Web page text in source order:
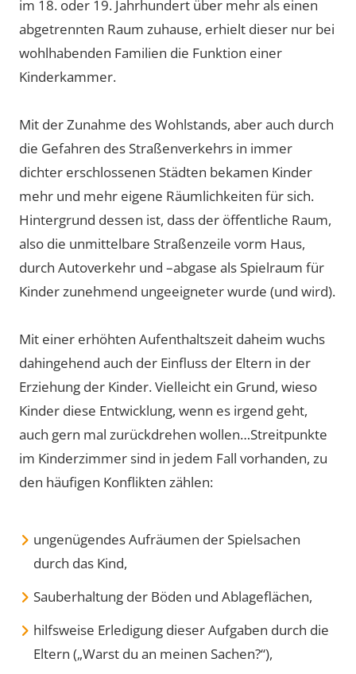
im 18. oder 19. Jahrhundert über mehr als einen
abgetrennten Raum zuhause, erhielt dieser nur bei
wohlhabenden Familien die Funktion einer
Kinderkammer.
Mit der Zunahme des Wohlstands, aber auch durch
die Gefahren des Straßenverkehrs in immer
dichter erschlossenen Städten bekamen Kinder
mehr und mehr eigene Räumlichkeiten für sich.
Hintergrund dessen ist, dass der öffentliche Raum,
also die unmittelbare Straßenzeile vorm Haus,
durch Autoverkehr und –abgase als Spielraum für
Kinder zunehmend ungeeigneter wurde (und wird).
Mit einer erhöhten Aufenthaltszeit daheim wuchs
dahingehend auch der Einfluss der Eltern in der
Erziehung der Kinder. Vielleicht ein Grund, wieso
Kinder diese Entwicklung, wenn es irgend geht,
auch gern mal zurückdrehen wollen…Streitpunkte
im Kinderzimmer sind in jedem Fall vorhanden, zu
den häufigen Konflikten zählen:
ungenügendes Aufräumen der Spielsachen
durch das Kind,
Sauberhaltung der Böden und Ablageflächen,
hilfsweise Erledigung dieser Aufgaben durch die
Eltern („Warst du an meinen Sachen?“),